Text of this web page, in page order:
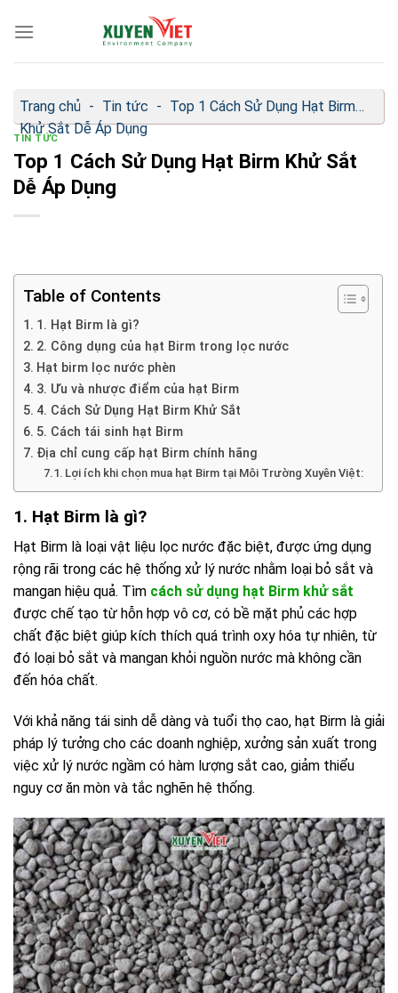
qua
Trang chủ - Tin tức - Top 1 Cách Sử Dụng Hạt Birm
Khử Sắt Dễ Áp Dụng
TIN TỨC
Top 1 Cách Sử Dụng Hạt Birm Khử Sắt
Dễ Áp Dụng
Table of Contents
1. Hạt Birm là gì?
2. Công dụng của hạt Birm trong lọc nước
Hạt birm lọc nước phèn
3. Ưu và nhược điểm của hạt Birm
4. Cách Sử Dụng Hạt Birm Khử Sắt
5. Cách tái sinh hạt Birm
Địa chỉ cung cấp hạt Birm chính hãng
Lợi ích khi chọn mua hạt Birm tại Môi Trường Xuyên Việt:
1. Hạt Birm là gì?
Hạt Birm là loại vật liệu lọc nước đặc biệt, được ứng dụng
rộng rãi trong các hệ thống xử lý nước nhằm loại bỏ sắt và
mangan hiệu quả. Tìm cách sử dụng hạt Birm khử sắt
được chế tạo từ hỗn hợp vô cơ, có bề mặt phủ các hợp
chất đặc biệt giúp kích thích quá trình oxy hóa tự nhiên, từ
đó loại bỏ sắt và mangan khỏi nguồn nước mà không cần
đến hóa chất.
Với khả năng tái sinh dễ dàng và tuổi thọ cao, hạt Birm là giải
pháp lý tưởng cho các doanh nghiệp, xưởng sản xuất trong
việc xử lý nước ngầm có hàm lượng sắt cao, giảm thiểu
nguy cơ ăn mòn và tắc nghẽn hệ thống.